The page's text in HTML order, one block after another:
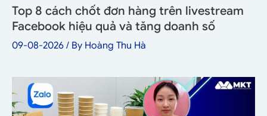
Top 8 cách chốt đơn hàng trên livestream
Facebook hiệu quả và tăng doanh số
09-08-2026 / By Hoàng Thu Hà